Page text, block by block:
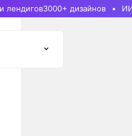
лендигов3000+ дизайнов